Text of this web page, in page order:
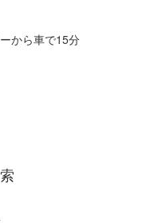
から車で15分